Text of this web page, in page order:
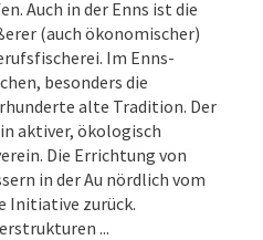
Auch in der Enns ist die
(auch ökonomischer)
Im Enns-
besonders die
alte Tradition. Der
aktiver, ökologisch
Die Errichtung von
in der Au nördlich vom
Initiative zurück.
...